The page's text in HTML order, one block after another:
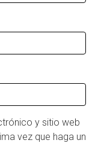
y sitio web
vez que haga un